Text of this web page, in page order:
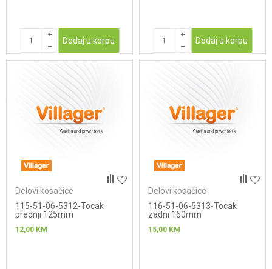
Dodaj u korpu Dodaj u korpu
Delovi kosačice
115-51-06-5312-Tocak
prednji 125mm
12,00 KM
Delovi kosačice
116-51-06-5313-Tocak
zadni 160mm
15,00 KM